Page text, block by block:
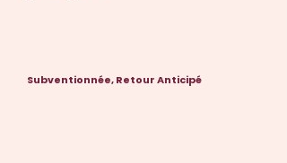
Subventionnée, Retour Anticipé